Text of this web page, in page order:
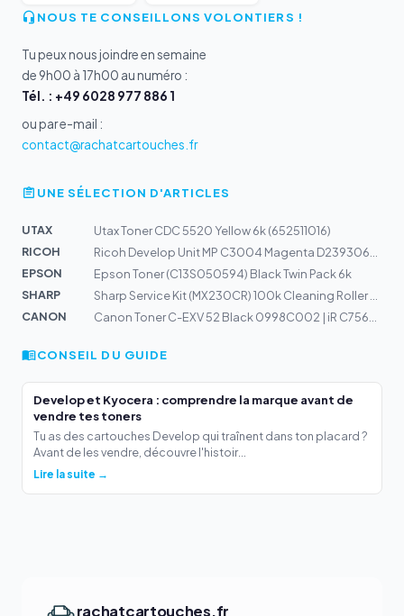
NOUS TE CONSEILLONS VOLONTIERS !
Tu peux nous joindre en semaine
de 9h00 à 17h00 au numéro :
Tél. : +49 6028 977 886 1
ou par e-mail :
contact@rachatcartouches.fr
UNE SÉLECTION D'ARTICLES
UTAX
Utax Toner CDC 5520 Yellow 6k (652511016)
RICOH
EPSON
Epson Toner (C13S050594) Black Twin Pack 6k
SHARP
CANON
CONSEIL DU GUIDE
Develop et Kyocera : comprendre la marque avant de
vendre tes toners
Tu as des cartouches Develop qui traînent dans ton placard ?
Avant de les vendre, découvre l'histoir...
Lire la suite →
rachatcartouches.fr